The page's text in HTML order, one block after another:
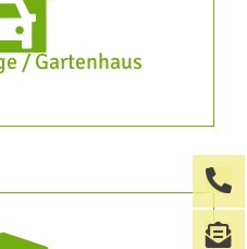
/ Gartenhaus